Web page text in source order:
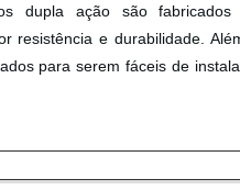
dupla ação são
resistência e durabilidade.
para serem fáceis de
cilindros pneumáticos dupla